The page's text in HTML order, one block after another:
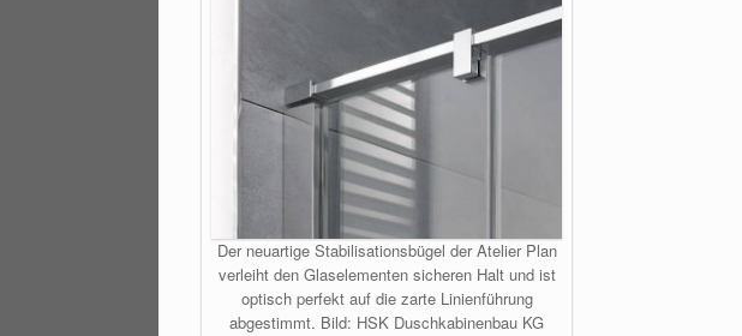
Der neuartige Stabilisationsbügel der Atelier Plan
verleiht den Glaselementen sicheren Halt und ist
optisch perfekt auf die zarte Linienführung
abgestimmt. Bild: HSK Duschkabinenbau KG